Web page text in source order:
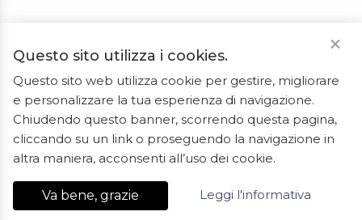
2023 © Tutti i diritti riservati. ArredoBagno.shop è un
marchio registrato.
Ceramiche Marrocco - Via Ponte Gagliardo 34 - 04022
Export Digitale| E-commerce Business Suite
Questo sito utilizza i cookies.
Questo sito web utilizza cookie per gestire, migliorare
e personalizzare la tua esperienza di navigazione.
Chiudendo questo banner, scorrendo questa pagina,
cliccando su un link o proseguendo la navigazione in
altra maniera, acconsenti all’uso dei cookie.
Va bene, grazie Leggi l'informativa